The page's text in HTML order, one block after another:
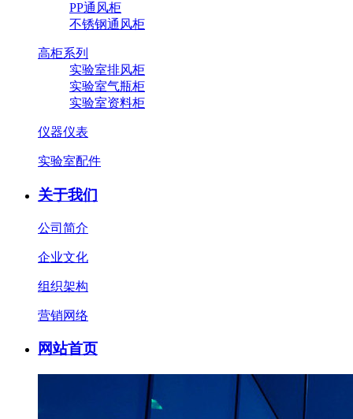
PP通风柜
不锈钢通风柜
高柜系列
实验室排风柜
实验室气瓶柜
实验室资料柜
仪器仪表
实验室配件
关于我们
公司简介
企业文化
组织架构
营销网络
网站首页